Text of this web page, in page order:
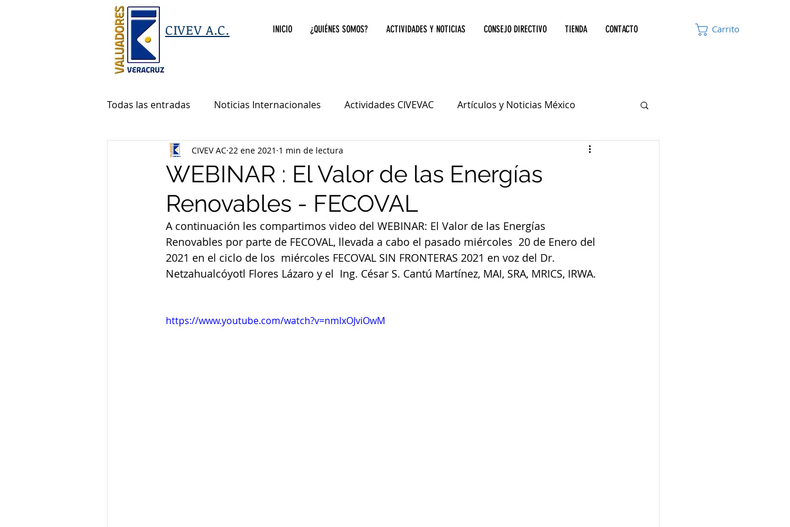
CIVEV A.C. INICIO ¿QUIÉNES SOMOS? ACTIVIDADES Y NOTICIAS CONSEJO DIRECTIVO TIENDA CONTACTO Carrito
Todas las entradas Noticias Internacionales Actividades CIVEVAC Artículos y Noticias México
WEBINAR : El Valor de las Energías
Renovables - FECOVAL
CIVEV AC 22 ene 2021 1 min de lectura
A continuación les compartimos video del WEBINAR: El Valor de las Energías
Renovables por parte de FECOVAL, llevada a cabo el pasado miércoles  20 de Enero del
2021 en el ciclo de los  miércoles FECOVAL SIN FRONTERAS 2021 en voz del Dr.
Netzahualcóyotl Flores Lázaro y el  Ing. César S. Cantú Martínez, MAI, SRA, MRICS, IRWA.
https://www.youtube.com/watch?v=nmlxOJviOwM